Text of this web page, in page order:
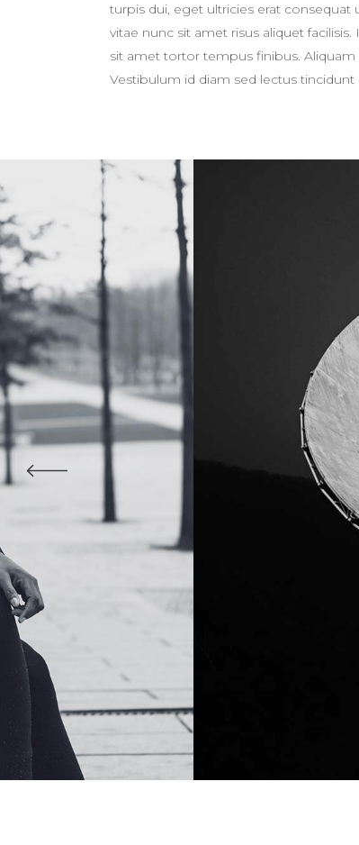
turpis dui, eget ultricies erat consequat
vitae nunc sit amet risus aliquet
sit amet tortor tempus finibus.
Vestibulum id diam sed lectus tincidunt